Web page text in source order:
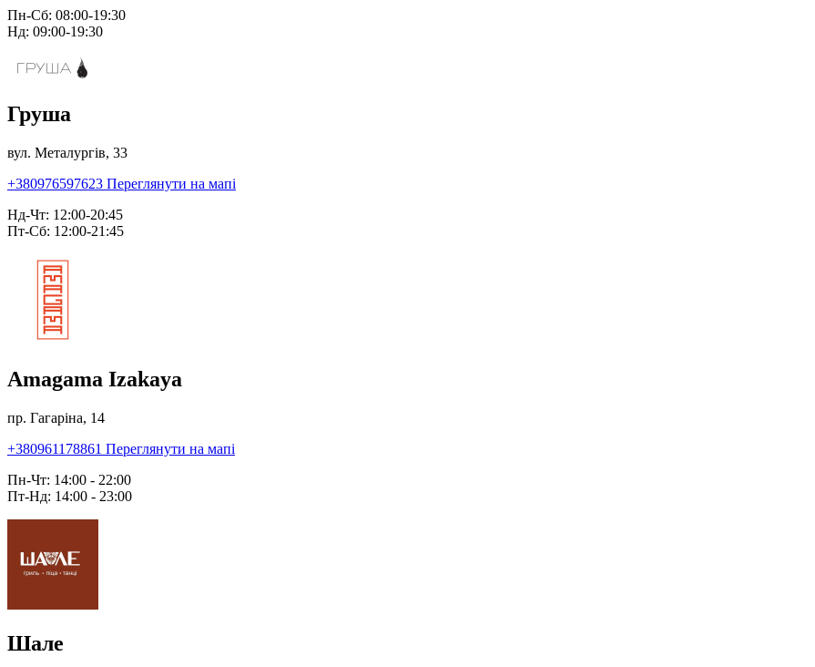
Пн-Сб: 08:00-19:30
Нд: 09:00-19:30
Груша
вул. Металургів, 33
+380976597623 Переглянути на мапі
Нд-Чт: 12:00-20:45
Пт-Сб: 12:00-21:45
Amagama Izakaya
пр. Гагаріна, 14
+380961178861 Переглянути на мапі
Пн-Чт: 14:00 - 22:00
Пт-Нд: 14:00 - 23:00
Шале